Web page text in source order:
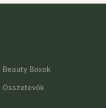
Beauty Boxok
Összetevők